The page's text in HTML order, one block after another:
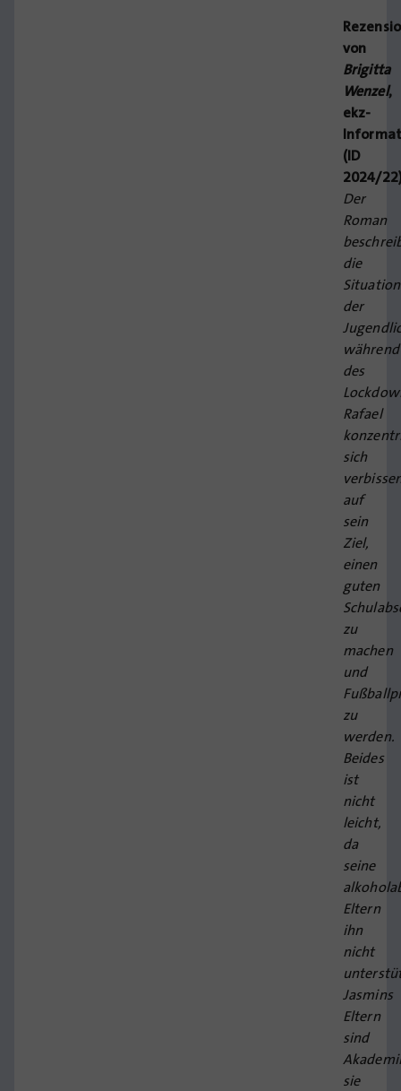
von
Brigitta
Wenzel,
ekz-
(ID
2024/
Der
Roman
die
Situation
der
während
des
Rafael
sich
auf
sein
Ziel,
einen
guten
zu
machen
und
zu
werden.
Beides
ist
nicht
leicht,
da
seine
Eltern
ihn
nicht
Jasmins
Eltern
sind
sie